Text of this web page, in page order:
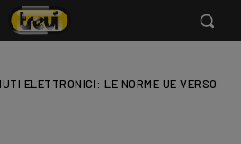
ELETTRONICI: LE NORME UE VERSO